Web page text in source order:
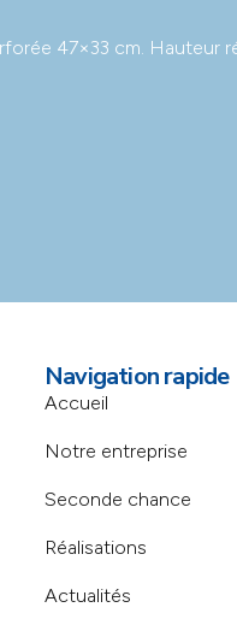
47×33 cm. Hauteur
Navigation rapide
Accueil
Notre entreprise
Seconde chance
Réalisations
Actualités